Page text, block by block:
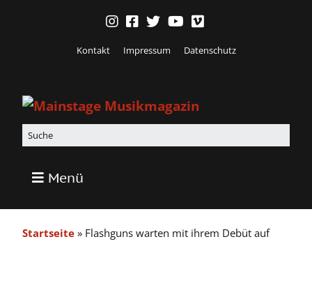
Kontakt Impressum Datenschutz
Menü
Startseite » Flashguns warten mit ihrem Debüt auf